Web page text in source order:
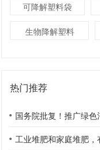
可降解塑料袋
生物降解塑料
热门推荐